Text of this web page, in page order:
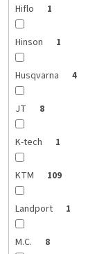
Hiflo 1
Hinson 1
Husqvarna 4
JT 8
K-tech 1
KTM 109
Landport 1
M.C. 8